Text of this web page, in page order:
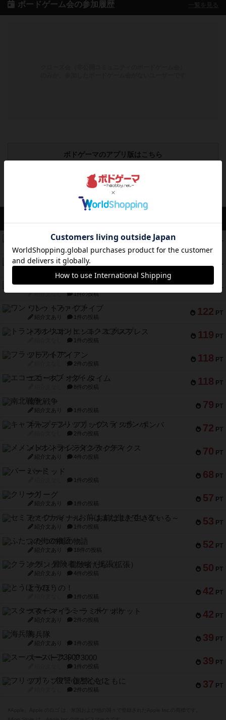
ボードゲーム会の参加履歴
ボドゲーマのアプリ版はこちら
PT
リワイルド：サウスアメリカ
紹介文なし 2件の投稿
170 PT
マーケットフレッシュ
141 PT
ファイアー・ブルズ / 火牛陣
紹介文なし 1件の投稿
122 PT
ワン・トゥ・ファイブ
紹介文あり 1件の投稿
119 PT
トランスオリエント・エクスプレス
1件の投稿
118 PT
フラットアイアン
2件の投稿
118 PT
エコーズ・オブ・タイム
8件の投稿
79 PT
南北戦争
紹介文あり 1件の投稿
72 PT
キャプテン・フリップ：イスラ・ボンバ
2件の投稿
70 PT
メメントオンラインタクティクス
紹介文あり 4件の投稿
68 PT
パーミッド
1件の投稿
57 PT
クリーグ
紹介文あり 1件の投稿
53 PT
セミファイナル ～お前はまだ生きている～
紹介文あり 1件の投稿
52 PT
ふたつの街の物語
紹介文あり 18件の投稿
50 PT
クランク! ：冒険者たち（拡張）
紹介文あり 4件の投稿
42 PT
とうほうの！
1件の投稿
42 PT
スターマイン・ラミー ポケット
紹介文あり 2件の投稿
39 PT
海兵隊
紹介文あり 1件の投稿
39 PT
スーパーストア3000
1件の投稿
37 PT
フリップ７：復讐心とともに
2件の投稿